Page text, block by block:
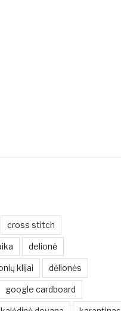
cross stitch
delionė
klijai dėlionės
google cardboard